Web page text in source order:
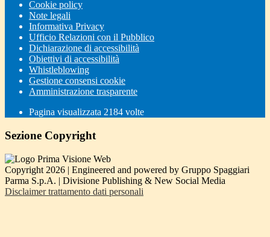
Cookie policy
Note legali
Informativa Privacy
Ufficio Relazioni con il Pubblico
Dichiarazione di accessibilità
Obiettivi di accessibilità
Whistleblowing
Gestione consensi cookie
Amministrazione trasparente
Pagina visualizzata 2184 volte
Sezione Copyright
Copyright 2026 | Engineered and powered by Gruppo Spaggiari
Parma S.p.A. | Divisione Publishing & New Social Media
Disclaimer trattamento dati personali